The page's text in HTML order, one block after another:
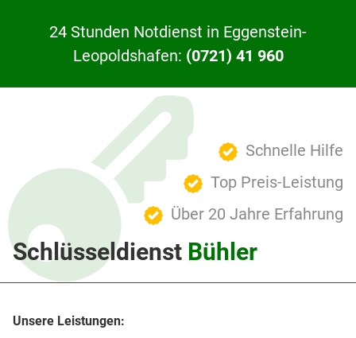
24 Stunden Notdienst in Eggenstein-
Leopoldshafen: (0721) 41 960
Schnelle Hilfe
Top Preis-Leistung
Über 20 Jahre Erfahrung
Schlüsseldienst Bühler